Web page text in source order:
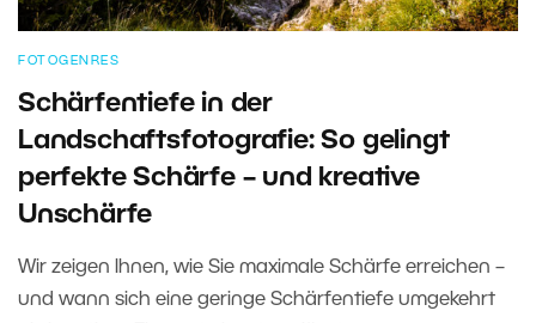
FOTOGENRES
Schärfentiefe in der
Landschaftsfotografie: So gelingt
perfekte Schärfe – und kreative
Unschärfe
Wir zeigen Ihnen, wie Sie maximale Schärfe erreichen –
und wann sich eine geringe Schärfentiefe umgekehrt